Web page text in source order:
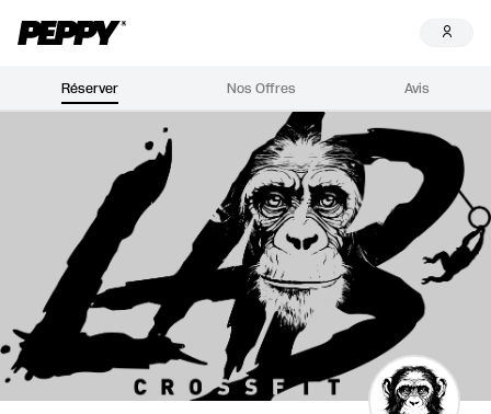
Réserver Nos Offres Avis